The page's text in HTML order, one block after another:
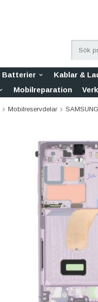
Batterier Kablar &
Mobilreparation
Mobilreservdelar SAMSUNG